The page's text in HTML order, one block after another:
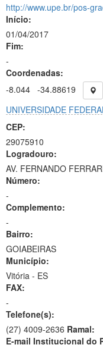
http://www.upe.br/pos-
Início:
01/04/2017
Fim:
-
Coordenadas:
-8.044 -34.88619
UNIVERSIDADE
CEP:
29075910
Logradouro:
AV. FERNANDO
Número:
-
Complemento:
-
Bairro:
GOIABEIRAS
Município:
Vitória - ES
FAX:
-
Telefone(s):
(27) 4009-2636 Ramal:
E-mail Institucional do